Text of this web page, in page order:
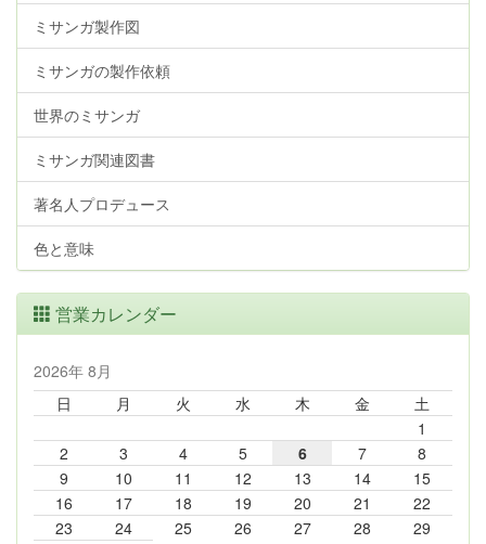
ミサンガ製作図
ミサンガの製作依頼
世界のミサンガ
ミサンガ関連図書
著名人プロデュース
色と意味
営業カレンダー
2026年 8月
日
月 火 水 木 金
土
1
2
3 4 5 6 7
8
9
10 11 12 13 14
15
16
17 18 19 20 21
22
23
24 25 26 27 28
29